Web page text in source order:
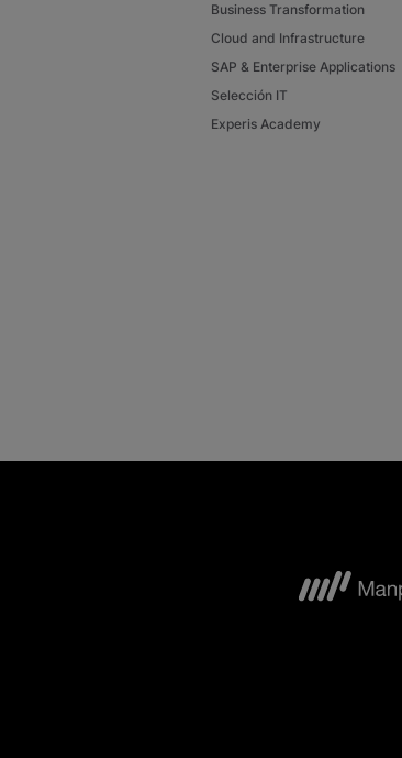
Business Transformation
Cloud and Infrastructure
SAP & Enterprise Applications
Selección IT
Experis Academy